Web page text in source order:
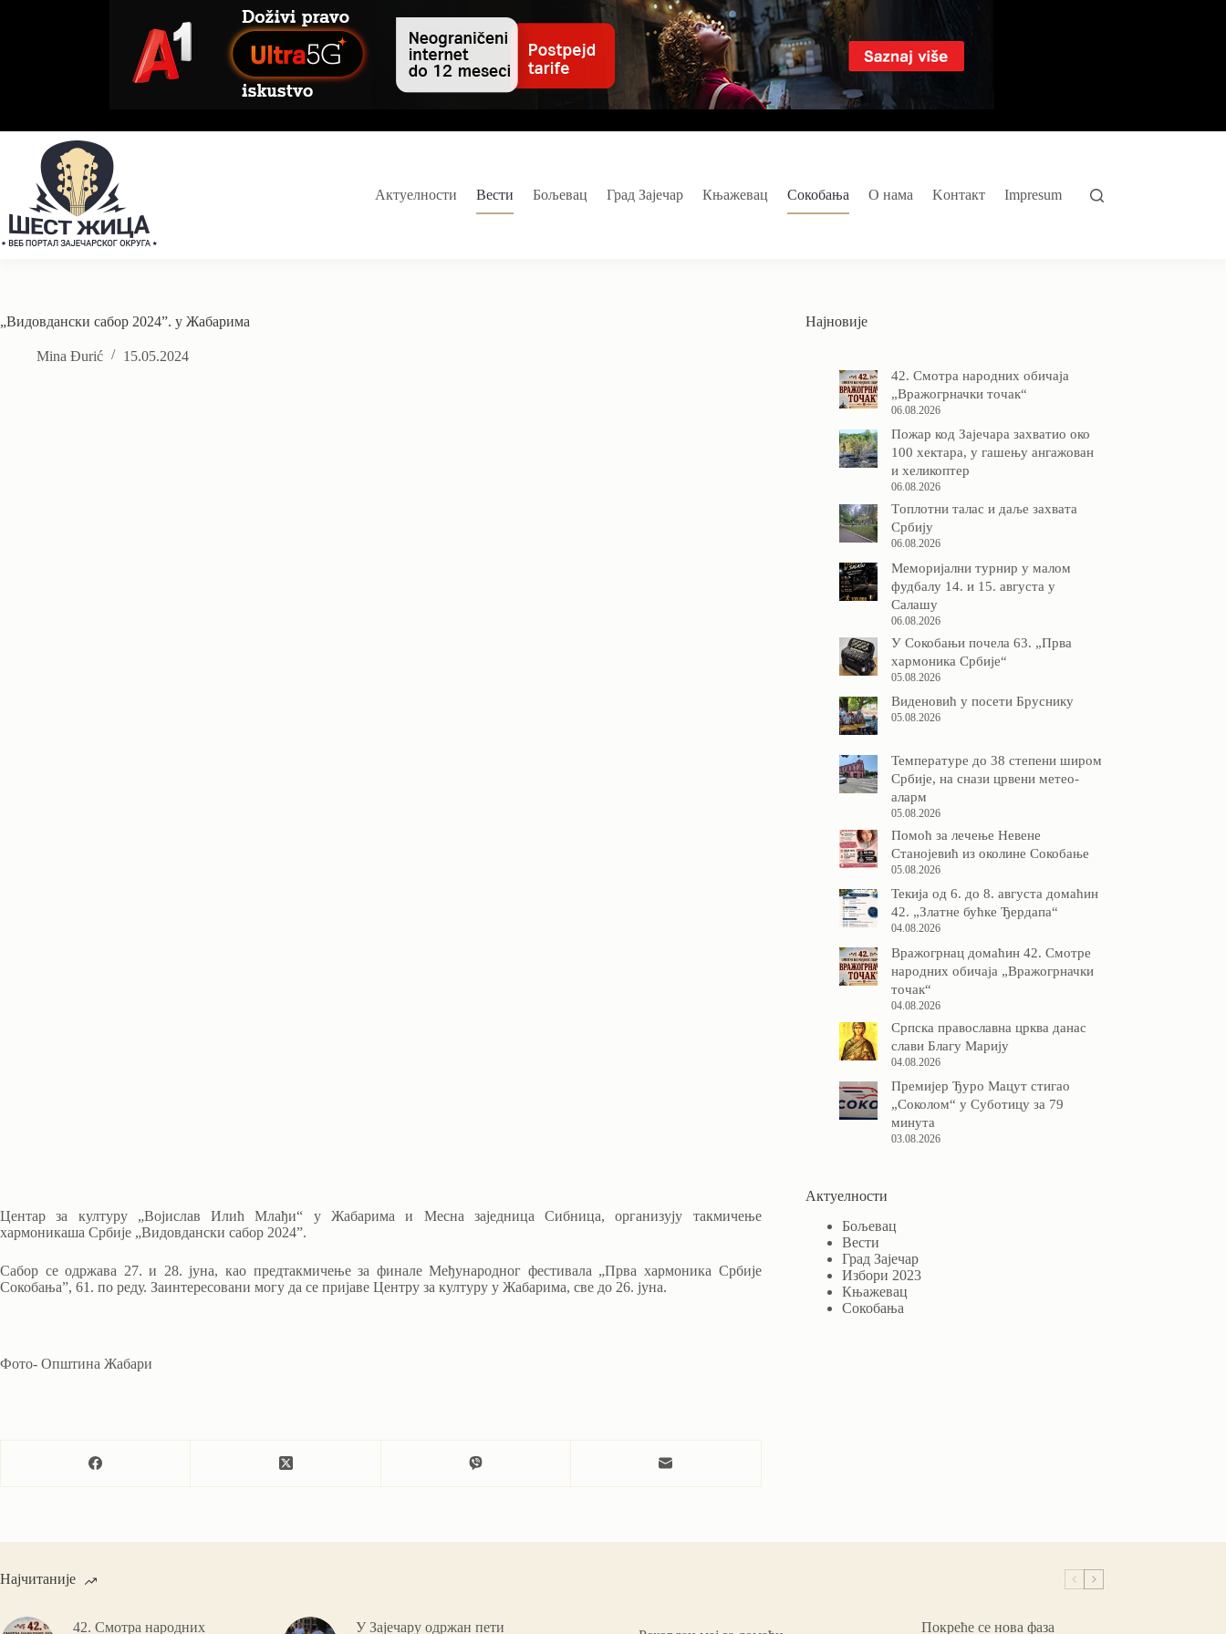
Актуелности Вести Бољевац Град Зајечар Књажевац Сокобања O нама Kонтакт Impresum
„Видовдански сабор 2024”. у Жабарима
Mina Đurić 15.05.2024
Центар за културу „Војислав Илић Млађи“ у Жабарима и Месна заједница Сибница, организују такмичење
хармоникаша Србије „Видовдански сабор 2024”.
Сабор се одржава 27. и 28. јуна, као предтакмичење за финале Међународног фестивала „Прва хармоника Србије
Сокобања”, 61. по реду. Заинтересовани могу да се пријаве Центру за културу у Жабарима, све до 26. јуна.
Фото- Општина Жабари
Најновије
42. Смотра народних обичаја
„Вражогрначки точак“
06.08.2026
Пожар код Зајечара захватио око
100 хектара, у гашењу ангажован
и хеликоптер
06.08.2026
Tоплотни талас и даље захвата
Србију
06.08.2026
Меморијални турнир у малом
фудбалу 14. и 15. августа у
Салашу
06.08.2026
У Сокобањи почела 63. „Прва
хармоника Србије“
05.08.2026
Виденовић у посети Бруснику
05.08.2026
Температуре до 38 степени широм
Србије, на снази црвени метео-
аларм
05.08.2026
Помоћ за лечење Невене
Станојевић из околине Сокобање
05.08.2026
Текија од 6. до 8. августа домаћин
42. „Златне бућке Ђердапа“
04.08.2026
Вражогрнац домаћин 42. Смотре
народних обичаја „Вражогрначки
точак“
04.08.2026
Српска православна црква данас
слави Благу Марију
04.08.2026
Премијер Ђуро Мацут стигао
„Соколом“ у Суботицу за 79
минута
03.08.2026
Актуелности
Бољевац
Вести
Град Зајечар
Избори 2023
Књажевац
Сокобања
Најчитаније
42. Смотра народних У Зајечару одржан пети Покреће се нова фаза